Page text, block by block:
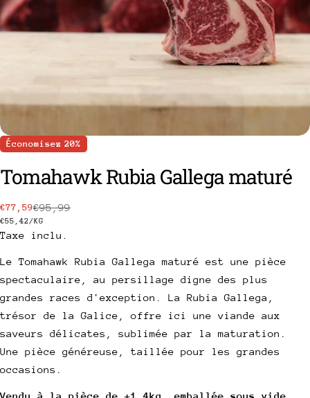
Économisez 20%
Tomahawk Rubia Gallega maturé
Prix
de
€77,59
Prix
habituel
€95,99
PRIX
UNITAIRE
€55,42/PAR
KG
Taxe inclu.
Le Tomahawk Rubia Gallega maturé est une pièce
spectaculaire, au persillage digne des plus
grandes races d'exception. La Rubia Gallega,
trésor de la Galice, offre ici une viande aux
saveurs délicates, sublimée par la maturation.
Une pièce généreuse, taillée pour les grandes
occasions.
Partager ce produit
Partager
Copie
Partager
nom
Votre
email
Votre
téléphone
Votre
message